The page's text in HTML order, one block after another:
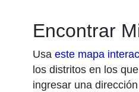
Encontrar
Usa este mapa
los distritos en los
ingresar una